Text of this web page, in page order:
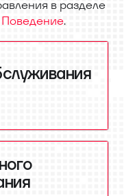
в разделе
Поведение.